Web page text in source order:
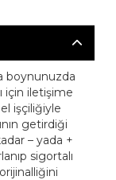
boynunuzda
için iletişime
işçiliğiyle
getirdiği
– yada +
sigortalı